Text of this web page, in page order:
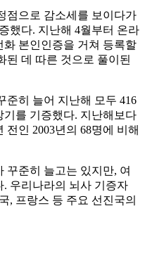
점으로 감소세를 보이다가
했다. 지난해 4월부터 온라
본인인증을 거쳐 등록할
된 데 따른 것으로 풀이된
준히 늘어 지난해 모두 416
를 기증했다. 지난해보다
전인 2003년의 68명에 비해
꾸준히 늘고는 있지만, 여
우리나라의 뇌사 기증자
, 프랑스 등 주요 선진국의